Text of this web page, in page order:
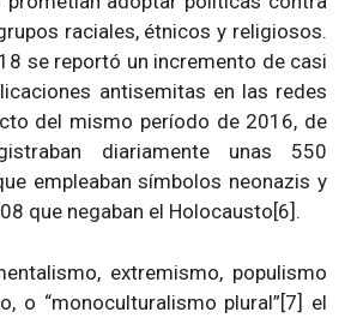
raciales, étnicos y religiosos.
se reportó un incremento de casi
antisemitas en las redes
del mismo período de 2016, de
diariamente unas 550
empleaban símbolos neonazis y
que negaban el Holocausto[6].
extremismo, populismo
o “monoculturalismo plural”[7] el